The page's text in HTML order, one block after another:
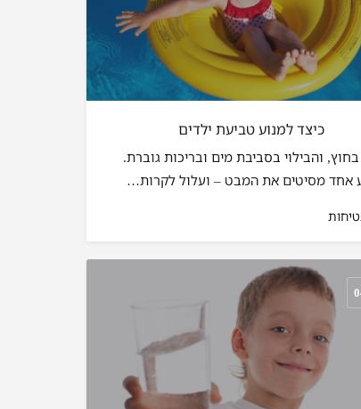
כיצד למנוע טביעת ילדים
והבילוי בסביבת מים ובריכות גוברת.
אחד מסיטים את המבט – ועלול לקרות…